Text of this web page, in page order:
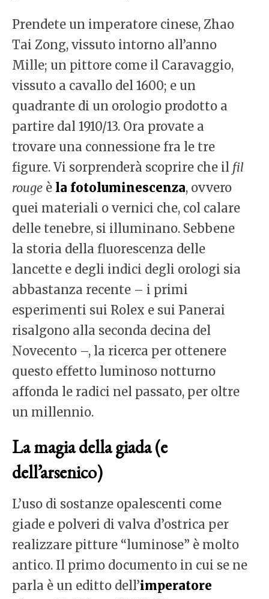
Prendete un imperatore cinese, Zhao
Tai Zong, vissuto intorno all’anno
Mille; un pittore come il Caravaggio,
vissuto a cavallo del 1600; e un
quadrante di un orologio prodotto a
partire dal 1910/13. Ora provate a
trovare una connessione fra le tre
figure. Vi sorprenderà scoprire che il fil
rouge è la fotoluminescenza, ovvero
quei materiali o vernici che, col calare
delle tenebre, si illuminano. Sebbene
la storia della fluorescenza delle
lancette e degli indici degli orologi sia
abbastanza recente – i primi
esperimenti sui Rolex e sui Panerai
risalgono alla seconda decina del
Novecento –, la ricerca per ottenere
questo effetto luminoso notturno
affonda le radici nel passato, per oltre
un millennio.
La magia della giada (e
dell’arsenico)
L’uso di sostanze opalescenti come
giade e polveri di valva d’ostrica per
realizzare pitture “luminose” è molto
antico. Il primo documento in cui se ne
parla è un editto dell’imperatore